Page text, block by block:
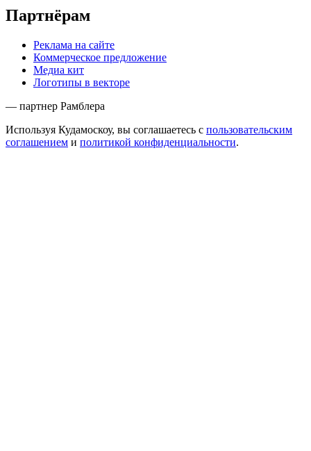
Партнёрам
Реклама на сайте
Коммерческое предложение
Медиа кит
Логотипы в векторе
— партнер Рамблера
Используя Кудамоскоу, вы соглашаетесь с пользовательским
соглашением и политикой конфиденциальности.